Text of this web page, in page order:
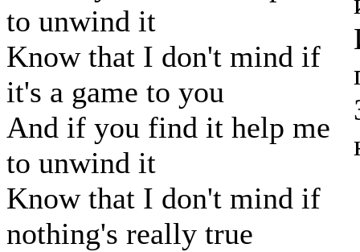
to unwind it
Know that I don't mind if
it's a game to you
And if you find it help me
to unwind it
Know that I don't mind if
nothing's really true